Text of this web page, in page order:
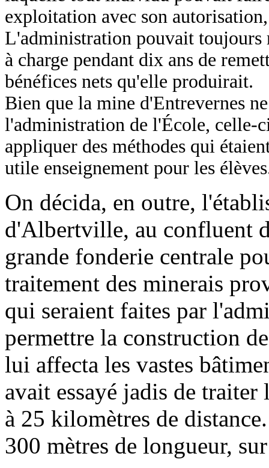
exploitation avec son
L'administration pouvait toujours
à charge pendant dix ans de
bénéfices nets qu'elle produirait.
Bien que la mine d'Entrevernes
l'administration de l'École, celle-
appliquer des méthodes qui
utile enseignement pour les
On décida, en outre,
d'Albertville, au confluent
grande fonderie centrale
traitement des minerais
qui seraient faites par
permettre la construction
lui affecta les vastes
avait essayé jadis de
à 25 kilomètres de
300 mètres de longueur,